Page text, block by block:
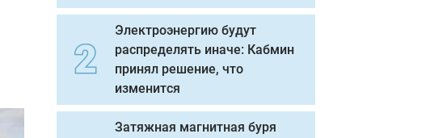
Электроэнергию будут
распределять иначе: Кабмин
принял решение, что
изменится
Затяжная магнитная буря